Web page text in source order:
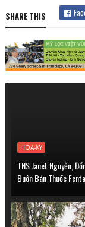
SHARE THIS
HOA-KY
TNS Janet Nguyễn,
Buôn Bán Thuốc